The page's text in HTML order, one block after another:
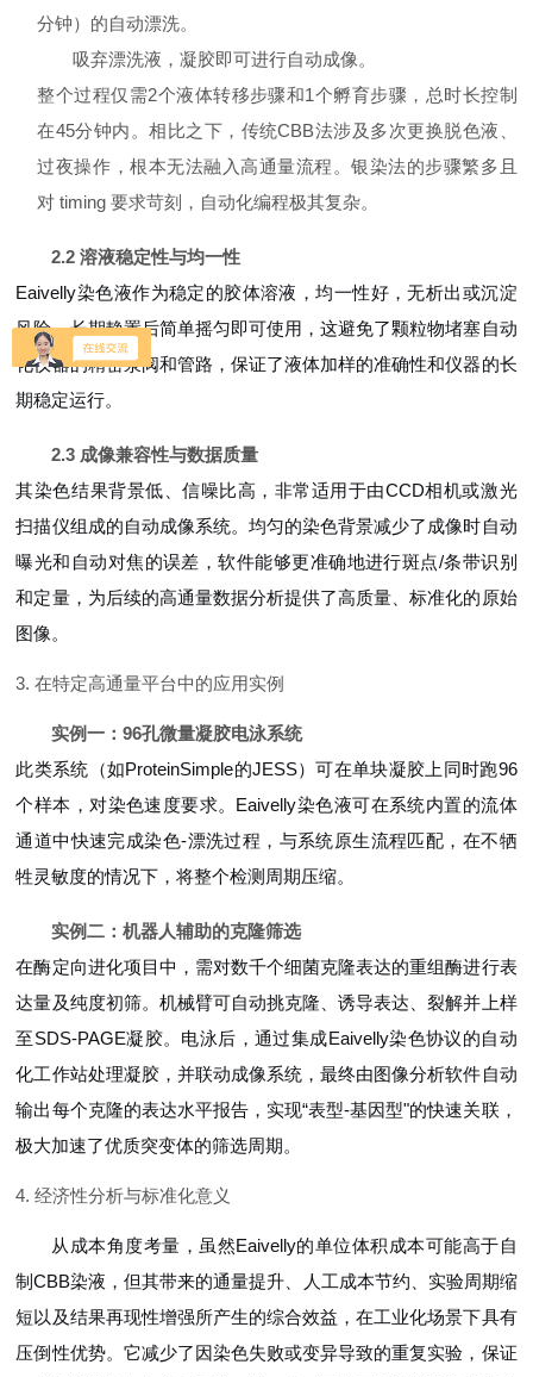
分钟）的自动漂洗。
吸弃漂洗液，凝胶即可进行自动成像。
整个过程仅需2个液体转移步骤和1个孵育步骤，总时长控制
在45分钟内。相比之下，传统CBB法涉及多次更换脱色液、
过夜操作，根本无法融入高通量流程。银染法的步骤繁多且
对 timing 要求苛刻，自动化编程极其复杂。
2.2 溶液稳定性与均一性
Eaivelly染色液作为稳定的胶体溶液，均一性好，无析出或沉淀
风险，长期静置后简单摇匀即可使用，这避免了颗粒物堵塞自动
化仪器的精密泵阀和管路，保证了液体加样的准确性和仪器的长
期稳定运行。
2.3 成像兼容性与数据质量
其染色结果背景低、信噪比高，非常适用于由CCD相机或激光
扫描仪组成的自动成像系统。均匀的染色背景减少了成像时自动
曝光和自动对焦的误差，软件能够更准确地进行斑点/条带识别
和定量，为后续的高通量数据分析提供了高质量、标准化的原始
图像。
3. 在特定高通量平台中的应用实例
实例一：96孔微量凝胶电泳系统
此类系统（如ProteinSimple的JESS）可在单块凝胶上同时跑96
个样本，对染色速度要求。Eaivelly染色液可在系统内置的流体
通道中快速完成染色-漂洗过程，与系统原生流程匹配，在不牺
牲灵敏度的情况下，将整个检测周期压缩。
实例二：机器人辅助的克隆筛选
在酶定向进化项目中，需对数千个细菌克隆表达的重组酶进行表
达量及纯度初筛。机械臂可自动挑克隆、诱导表达、裂解并上样
至SDS-PAGE凝胶。电泳后，通过集成Eaivelly染色协议的自动
化工作站处理凝胶，并联动成像系统，最终由图像分析软件自动
输出每个克隆的表达水平报告，实现“表型-基因型"的快速关联，
极大加速了优质突变体的筛选周期。
4. 经济性分析与标准化意义
从成本角度考量，虽然Eaivelly的单位体积成本可能高于自
制CBB染液，但其带来的通量提升、人工成本节约、实验周期缩
短以及结果再现性增强所产生的综合效益，在工业化场景下具有
压倒性优势。它减少了因染色失败或变异导致的重复实验，保证